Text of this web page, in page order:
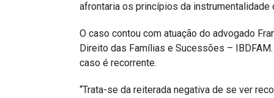
afrontaria os princípios da instrumentalidade
O caso contou com atuação do advogado
Direito das Famílias e Sucessões –
caso é recorrente.
“Trata-se da reiterada negativa de se ver